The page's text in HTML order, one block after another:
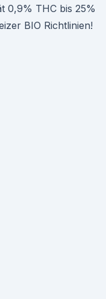
0,9% THC bis 25%
BIO Richtlinien!